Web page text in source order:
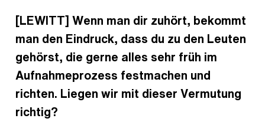
[LEWITT] Wenn man dir zuhört, bekommt
man den Eindruck, dass du zu den Leuten
gehörst, die gerne alles sehr früh im
Aufnahmeprozess festmachen und
richten. Liegen wir mit dieser Vermutung
richtig?